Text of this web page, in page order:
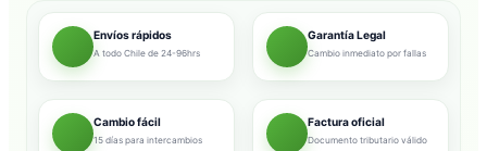
Envíos rápidos
A todo Chile de 24-96hrs
Garantía Legal
Cambio inmediato por fallas
Cambio fácil
15 días para intercambios
Factura oficial
Documento tributario válido